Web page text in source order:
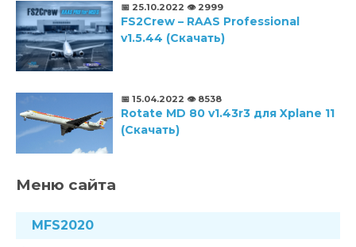
📅 25.10.2022 👁️ 2999
FS2Crew – RAAS Professional
v1.5.44 (Скачать)
📅 15.04.2022 👁️ 8538
Rotate MD 80 v1.43r3 для Xplane 11
(Скачать)
Меню сайта
MFS2020